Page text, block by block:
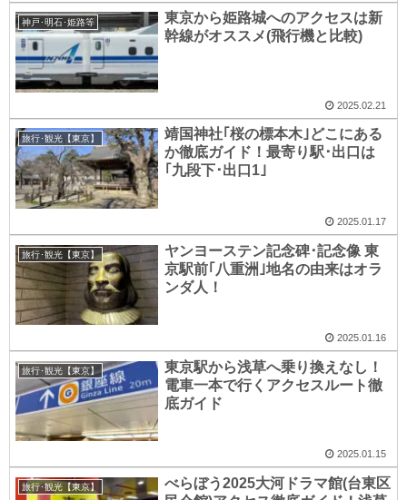
神戸･明石･姫路等
東京から姫路城へのアクセスは新
幹線がオススメ(飛行機と比較)
2025.02.21
旅行･観光【東京】
靖国神社｢桜の標本木｣どこにある
か徹底ガイド！最寄り駅･出口は
｢九段下･出口1｣
2025.01.17
旅行･観光【東京】
ヤンヨーステン記念碑･記念像 東
京駅前｢八重洲｣地名の由来はオラ
ンダ人！
2025.01.16
旅行･観光【東京】
東京駅から浅草へ乗り換えなし！
電車一本で行くアクセスルート徹
底ガイド
2025.01.15
旅行･観光【東京】
べらぼう2025大河ドラマ館(台東区